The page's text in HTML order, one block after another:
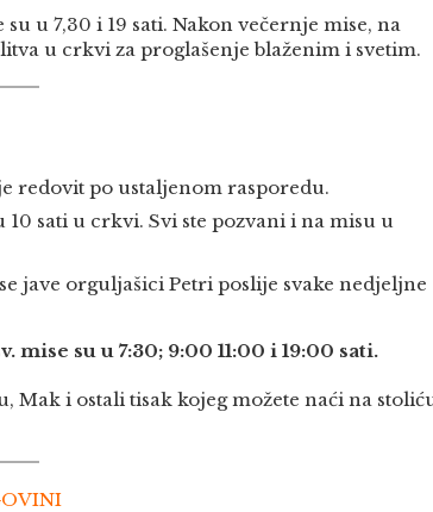
u 7,30 i 19 sati. Nakon večernje mise, na
u crkvi za proglašenje blaženim i svetim.
redovit po ustaljenom rasporedu.
10 sati u crkvi. Svi ste pozvani i na misu u
jave orguljašici Petri poslije svake nedjeljne
mise su u 7:30; 9:00 11:00 i 19:00 sati.
Mak i ostali tisak kojeg možete naći na